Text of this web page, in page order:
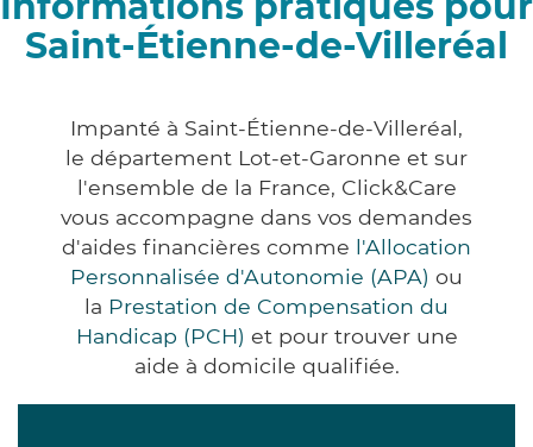
Saint-Étienne-de-Villeréal
Impanté à Saint-Étienne-de-Villeréal,
le département Lot-et-Garonne et sur
l'ensemble de la France, Click&Care
vous accompagne dans vos demandes
d'aides financières comme l'Allocation
Personnalisée d'Autonomie (APA) ou
la Prestation de Compensation du
Handicap (PCH) et pour trouver une
aide à domicile qualifiée.